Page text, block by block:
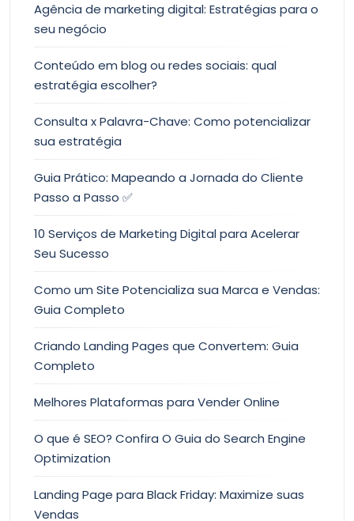
Agência de marketing digital: Estratégias para o
seu negócio
Conteúdo em blog ou redes sociais: qual
estratégia escolher?
Consulta x Palavra-Chave: Como potencializar
sua estratégia
Guia Prático: Mapeando a Jornada do Cliente
Passo a Passo ✅
10 Serviços de Marketing Digital para Acelerar
Seu Sucesso
Como um Site Potencializa sua Marca e Vendas:
Guia Completo
Criando Landing Pages que Convertem: Guia
Completo
Melhores Plataformas para Vender Online
O que é SEO? Confira O Guia do Search Engine
Optimization
Landing Page para Black Friday: Maximize suas
Vendas